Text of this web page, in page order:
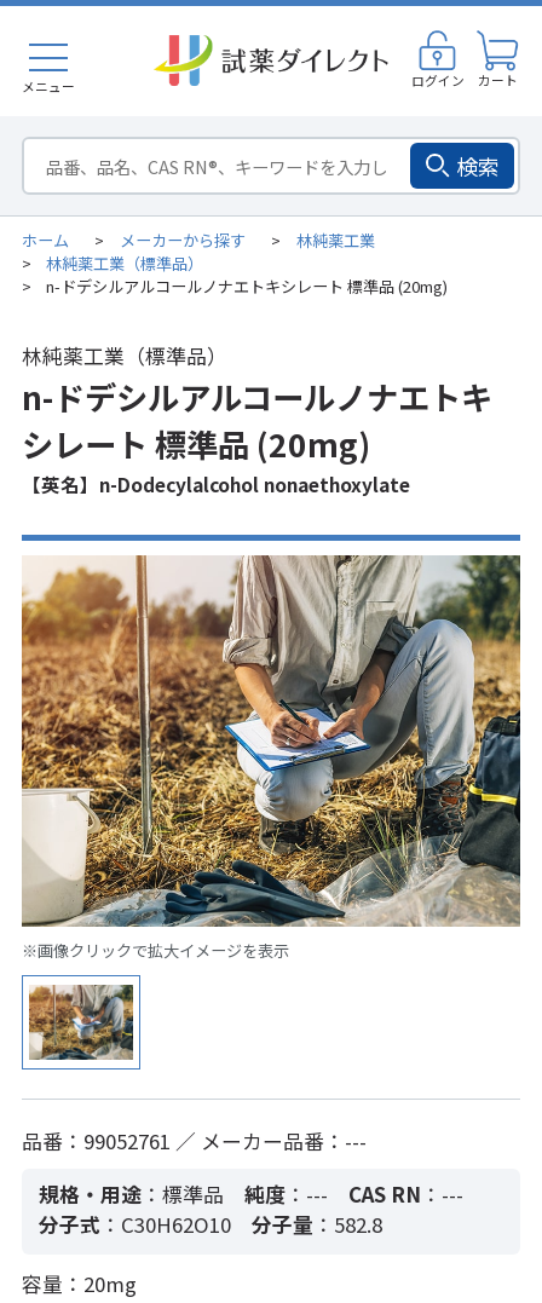
メニュー ログイン カート
検索
ホーム > メーカーから探す > 林純薬工業
> 林純薬工業（標準品）
> n-ドデシルアルコールノナエトキシレート 標準品 (20mg)
林純薬工業（標準品）
n-ドデシルアルコールノナエトキ
シレート 標準品 (20mg)
【英名】n-Dodecylalcohol nonaethoxylate
※画像クリックで拡大イメージを表示
品番：99052761 ／ メーカー品番：---
規格・用途 ：標準品 純度：--- CAS RN ：---
分子式 ：C30H62O10 分子量 ：582.8
容量：20mg